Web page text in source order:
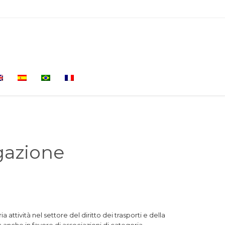
attività nel settore del diritto dei trasporti e della